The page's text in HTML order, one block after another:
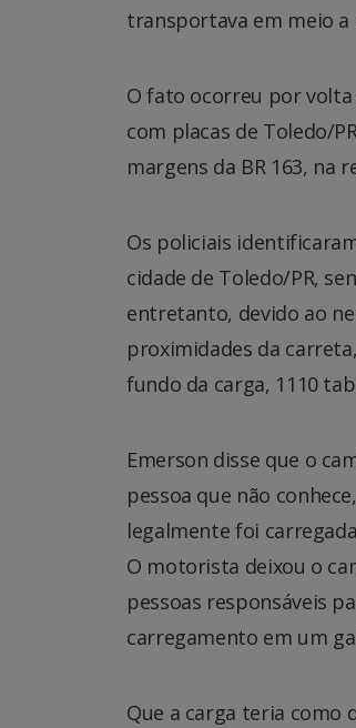
transportava em meio a
O fato ocorreu por volta
com placas de Toledo/
margens da BR 163, na
Os policiais
cidade de Toledo/PR,
entretanto, devido ao
proximidades da
fundo da carga, 1110
Emerson disse que o
pessoa que não
legalmente foi
O motorista deixou o
pessoas responsáveis
carregamento em um
Que a carga teria como